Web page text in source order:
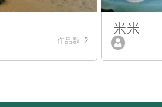
作品數 2
米米